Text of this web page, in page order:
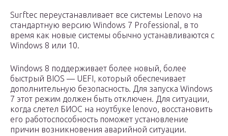
Surftec переустанавливает все системы Lenovo на
стандартную версию Windows 7 Professional, в то
время как новые системы обычно устанавливаются с
Windows 8 или 10.
Windows 8 поддерживает более новый, более
быстрый BIOS — UEFI, который обеспечивает
дополнительную безопасность. Для запуска Windows
7 этот режим должен быть отключен. Для ситуации,
когда слетел БИОС на ноутбуке lenovo, восстановить
его работоспособность поможет установление
причин возникновения аварийной ситуации.